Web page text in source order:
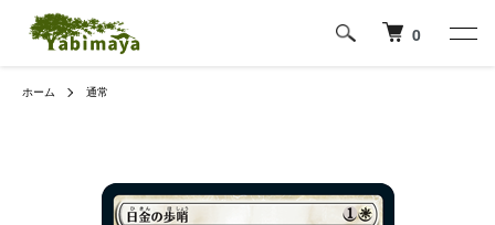
0
ホーム 通常